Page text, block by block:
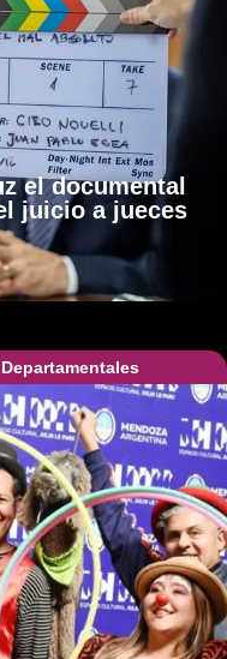
el documental
juicio a jueces
Departamentales